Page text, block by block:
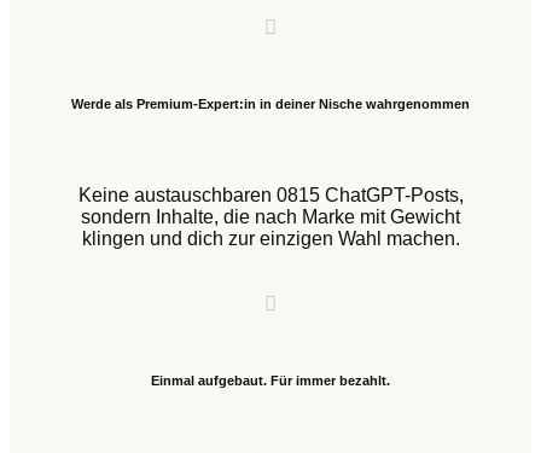
Werde als Premium-Expert:in in deiner Nische wahrgenommen
Keine austauschbaren 0815 ChatGPT-Posts,
sondern Inhalte, die nach Marke mit Gewicht
klingen und dich zur einzigen Wahl machen.
Einmal aufgebaut. Für immer bezahlt.